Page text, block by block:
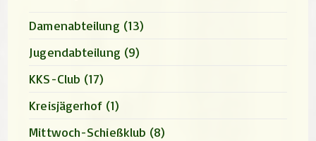
Damenabteilung (13)
Jugendabteilung (9)
KKS-Club (17)
Kreisjägerhof (1)
Mittwoch-Schießklub (8)